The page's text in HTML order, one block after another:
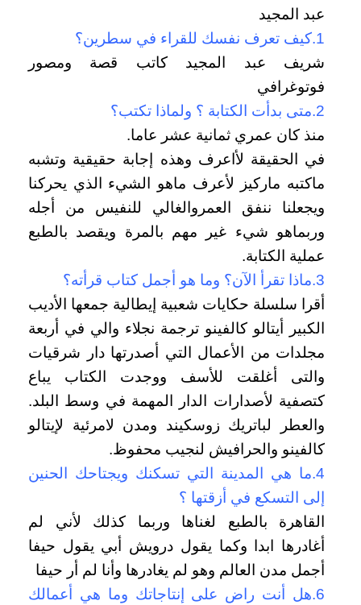
عبد المجيد
1.كيف تعرف نفسك للقراء في سطرين؟
شريف عبد المجيد كاتب قصة ومصور
فوتوغرافي
2.متى بدأت الكتابة ؟ ولماذا تكتب؟
منذ كان عمري ثمانية عشر عاما.
في الحقيقة لأاعرف وهذه إجابة حقيقية وتشبه
ماكتبه ماركيز لأعرف ماهو الشيء الذي يحركنا
ويجعلنا ننفق العمروالغالي للنفيس من أجله
وربماهو شيء غير مهم بالمرة ويقصد بالطبع
عملية الكتابة.
3.ماذا تقرأ الآن؟ وما هو أجمل كتاب قرأته؟
أقرا سلسلة حكايات شعبية إيطالية جمعها الأديب
الكبير أيتالو كالفينو ترجمة نجلاء والي في أربعة
مجلدات من الأعمال التي أصدرتها دار شرقيات
والتى أغلقت للأسف ووجدت الكتاب يباع
كتصفية لأصدارات الدار المهمة في وسط البلد.
و العطر لباتريك زوسكيند ومدن لامرئية لإيتالو
كالفينو والحرافيش لنجيب محفوظ.
4.ما هي المدينة التي تسكنك ويجتاحك الحنين
إلى التسكع في أزقتها ؟
القاهرة بالطبع لغناها وربما كذلك لأني لم
أغادرها ابدا وكما يقول درويش أبي يقول حيفا
أجمل مدن العالم وهو لم يغادرها وأنا لم أر حيفا
6.هل أنت راض على إنتاجاتك وما هي أعمالك